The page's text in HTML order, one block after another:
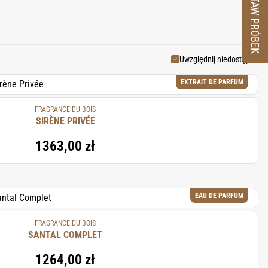
Uwzględnij niedostępne
EXTRAIT DE PARFUM
FRAGRANCE DU BOIS
SIRÈNE PRIVÉE
1363,00 zł
EAU DE PARFUM
FRAGRANCE DU BOIS
SANTAL COMPLET
1264,00 zł
ZESTAW PRÓBEK